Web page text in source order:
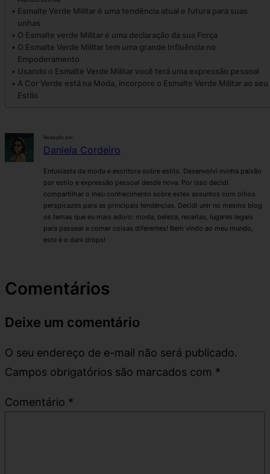
Esmalte Verde Militar é uma tendência atual e futura para suas
unhas
O Esmalte verde Militar é uma declaração da sua Força
O Esmalte Verde Militar tem uma grande Influência no
Empoderamento
Usando o Esmalte Verde Militar você terá uma expressão pessoal
A Cor Verde está na Moda, incorpore o Esmalte Verde Militar ao seu
Estilo
Redação por
Daniela Cordeiro
Entusiasta da moda e escritora sobre estilo. Desenvolvi minha paixão
por estilo e expressão pessoal desde nova. Por isso decidi
compartilhar o meu conhecimento sobre estes assuntos com olhos
perspicazes para as principais tendências. Decidi unir no mesmo blog
os temas que eu mais adoro: moda, beleza, receitas, lugares legais
para passear e comer coisas diferentes! Bem vindo ao meu mundo,
este é o dani drops!
Comentários
Deixe um comentário
O seu endereço de e-mail não será publicado.
Campos obrigatórios são marcados com *
Comentário *